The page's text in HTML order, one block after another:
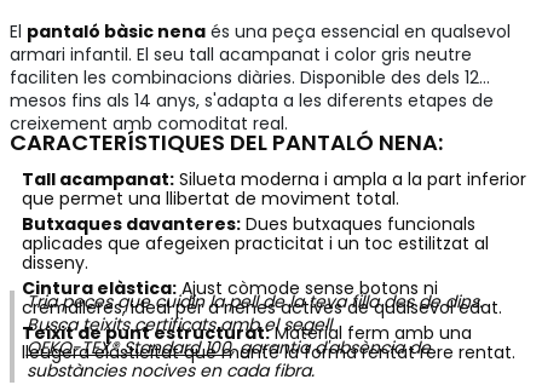
El pantaló bàsic nenaés una peça essencial en qualsevol
armari infantil. El seu tall acampanat i color gris neutre
faciliten les combinacions diàries. Disponible des dels 12
mesos fins als 14 anys, s'adapta a les diferents etapes de
creixement amb comoditat real.
CARACTERÍSTIQUES DEL PANTALÓ NENA:
Tall acampanat:Silueta moderna i ampla a la part inferior
que permet una llibertat de moviment total.
Butxaques davanteres:Dues butxaques funcionals
aplicades que afegeixen practicitat i un toc estilitzat al
disseny.
Cintura elàstica:Ajust còmode sense botons ni
cremalleres, ideal per a nenes actives de qualsevol edat.
Teixit de punt estructurat:Material ferm amb una
lleugera elasticitat que manté la forma rentat rere rentat.
Tria peces que cuidin la pell de la teva filla des de dins.
Busca teixits certificats amb el segell
OEKO-TEX® Standard 100, garantia d'absència de
substàncies nocives en cada fibra.